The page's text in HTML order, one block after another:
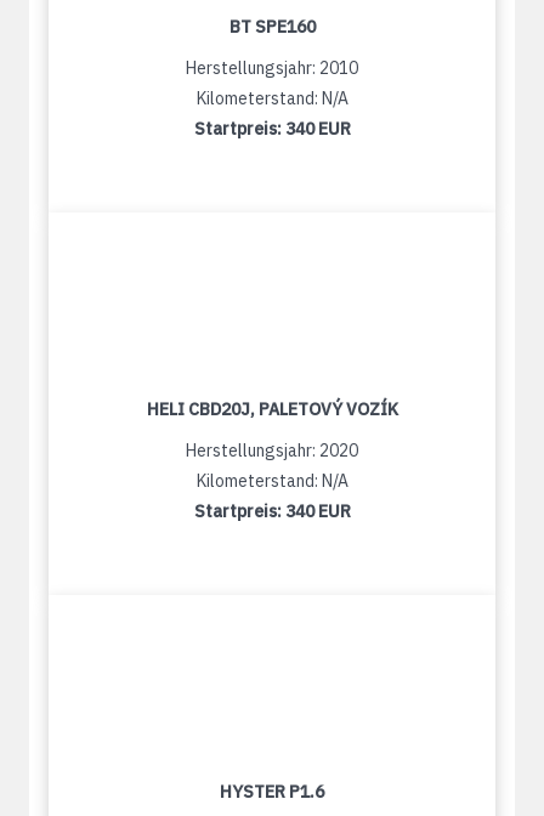
BT SPE160
Herstellungsjahr: 2010
Kilometerstand: N/A
Startpreis: 340 EUR
HELI CBD20J, PALETOVÝ VOZÍK
Herstellungsjahr: 2020
Kilometerstand: N/A
Startpreis: 340 EUR
HYSTER P1.6